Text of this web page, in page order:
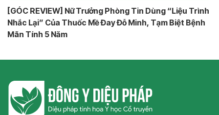
[GÓC REVIEW] Nữ Trưởng Phòng Tin Dùng “Liệu Trình
Nhắc Lại” Của Thuốc Mề Đay Đỗ Minh, Tạm Biệt Bệnh
Mãn Tính 5 Năm